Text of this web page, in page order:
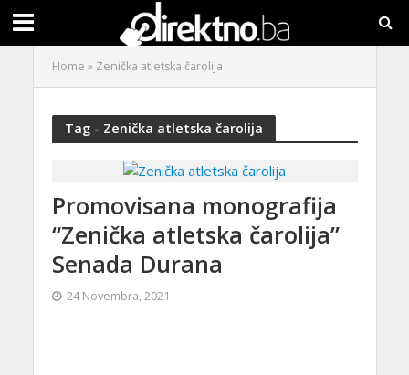
Home » Zenička atletska čarolija
Tag - Zenička atletska čarolija
Promovisana monografija
“Zenička atletska čarolija”
Senada Durana
24 Novembra, 2021